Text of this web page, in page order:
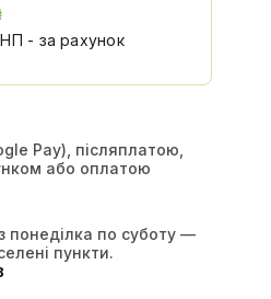
- за рахунок
Pay), післяплатою,
або оплатою
понеділка по суботу —
пункти.